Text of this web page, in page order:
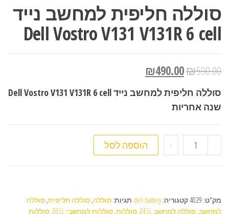
סוללה חליפית למחשב נייד
Dell Vostro V131 V131R 6 cell
₪590.00
₪490.00
סוללה חליפית למחשב נייד Dell Vostro V131 V131R 6 cell
שנה אחריות
- כמות של סוללה חליפית למחשב נייד Dell Vostro V131 V131R 6 cell
+ הוספה לסל
מק"ט: 4029קטגוריה:dell battery תגיות: סוללה, סוללה חליפית, סוללה
למחשב, סוללה למחשב DELL , סוללות, סוללות למחשבי DELL , סוללות